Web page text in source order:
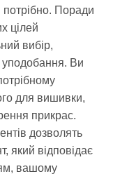
Поради
цілей
вибір,
Ви
для вишивки,
прикрас.
дозволять
який відповідає
вашому